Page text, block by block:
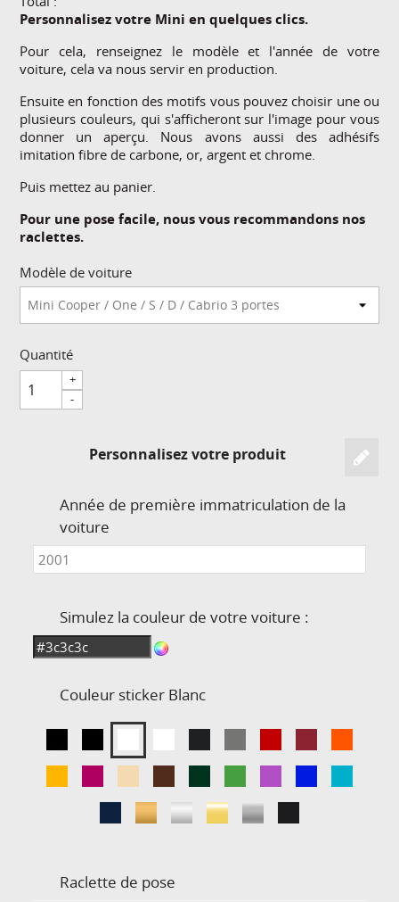
Personnalisez votre Mini en quelques clics.
Pour cela, renseignez le modèle et l'année de votre
voiture, cela va nous servir en production.
Ensuite en fonction des motifs vous pouvez choisir une ou
plusieurs couleurs, qui s'afficheront sur l'image pour vous
donner un aperçu. Nous avons aussi des adhésifs
imitation fibre de carbone, or, argent et chrome.
Puis mettez au panier.
Pour une pose facile, nous vous recommandons nos
raclettes.
Modèle de voiture
Quantité
+
-
Personnalisez votre produit
Année de première immatriculation de la
voiture
Simulez la couleur de votre voiture :
Couleur sticker Blanc
Raclette de pose